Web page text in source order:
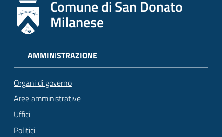
Comune di San Donato
Milanese
AMMINISTRAZIONE
Organi di governo
Aree amministrative
Uffici
Politici